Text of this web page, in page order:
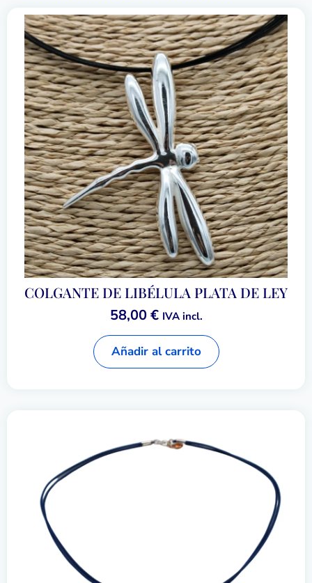
COLGANTE DE LIBÉLULA PLATA DE LEY
58,00€ IVA incl.
Añadir al carrito